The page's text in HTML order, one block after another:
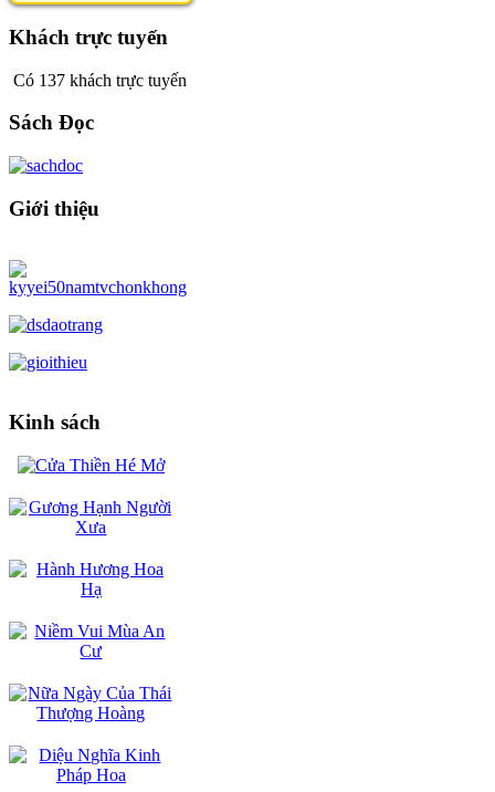
Khách trực tuyến
Có 137 khách trực tuyến
Sách Đọc
Giới thiệu
Kinh sách